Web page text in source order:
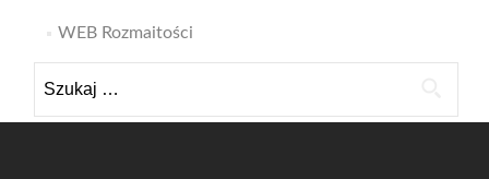
WEB Rozmaitości